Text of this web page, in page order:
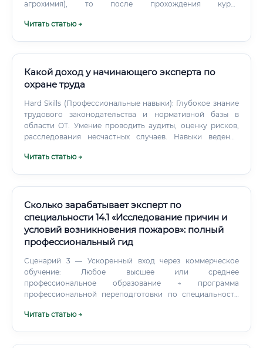
независимость. Квалифицированный эксперт с
значительно выше среднерыночного уровня.
агрохимия), то после прохождения курса
лаборатории под руководством опытного специалиста.
стажировку в лаборатории (даже волонтёрскую) активно
изучать методические пособия и решения Минюста ⚠️
государственное экспертное учреждение сложнее — там
требования строже.
Читать статью →
Какой доход у начинающего эксперта по
охране труда
Hard Skills (Профессиональные навыки): Глубокое знание
трудового законодательства и нормативной базы в
области ОТ. Умение проводить аудиты, оценку рисков,
расследования несчастных случаев. Навыки ведения
Читать статью →
Сколько зарабатывает эксперт по
специальности 14.1 «Исследование причин и
условий возникновения пожаров»: полный
профессиональный гид
Сценарий 3 — Ускоренный вход через коммерческое
обучение: Любое высшее или среднее
профессиональное образование → программа
профессиональной переподготовки по специальности
практика → трудоустройство. ⚠️ Обратите внимание: для
Читать статью →